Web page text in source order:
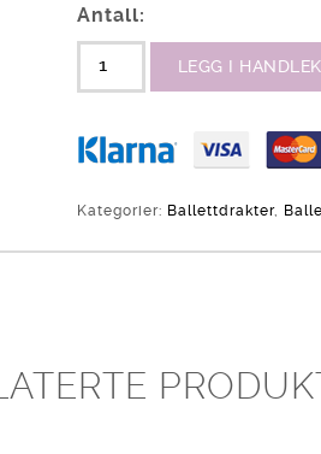
Antall:
LEGG I
Kategorier: Ballettdrakter,